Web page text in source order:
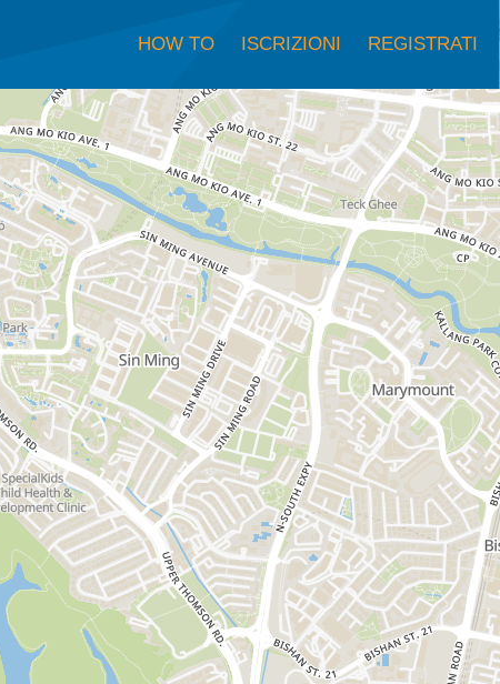
HOW TO ISCRIZIONI REGISTRATI